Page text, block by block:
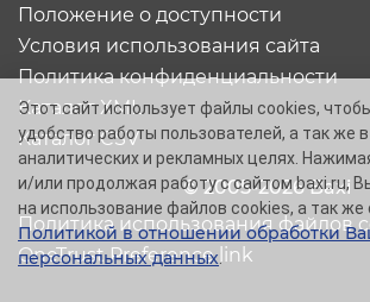
© 2005-2026 Baxi
Положение о доступности
Условия использования сайта
Политика конфиденциальности
Каталог XML
Каталог CSV
Политика использования файлов
OneTrust Preference link
Этот сайт использует файлы cookies,
удобство работы пользователей, а так же в
аналитических и рекламных целях.
и/или продолжая работу с сайтом baxi.ru,
на использование файлов cookies, а так же
Политикой в отношении обработки
персональных данных.